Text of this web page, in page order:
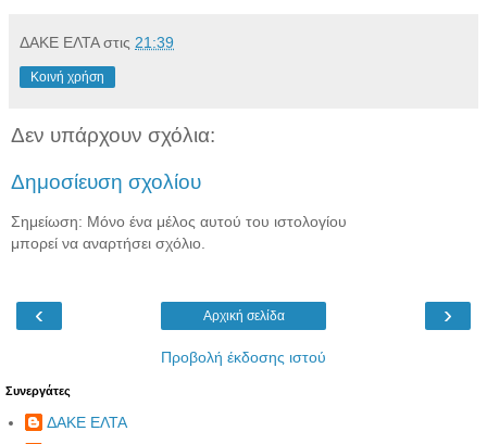
ΔΑΚΕ ΕΛΤΑ στις 21:39
Κοινή χρήση
Δεν υπάρχουν σχόλια:
Δημοσίευση σχολίου
Σημείωση: Μόνο ένα μέλος αυτού του ιστολογίου
μπορεί να αναρτήσει σχόλιο.
‹ ›
Αρχική σελίδα
Προβολή έκδοσης ιστού
Συνεργάτες
ΔΑΚΕ ΕΛΤΑ